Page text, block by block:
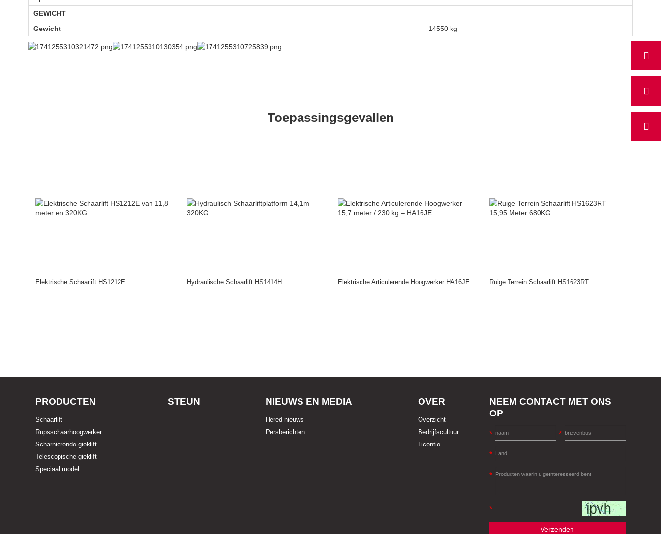
GEWICHT
Gewicht
14550 kg
Toepassingsgevallen
Elektrische Schaarlift HS1212E Hydraulische Schaarlift HS1414H Elektrische Articulerende Hoogwerker HA16JE Ruige Terrein Schaarlift HS1623RT
PRODUCTEN
Schaarlift
Rupsschaarhoogwerker
Scharnierende gieklift
Telescopische gieklift
Speciaal model
STEUN NIEUWS EN MEDIA
Hered nieuws
Persberichten
OVER
Overzicht
Bedrijfscultuur
Licentie
NEEM CONTACT MET ONS
OP
Verzenden